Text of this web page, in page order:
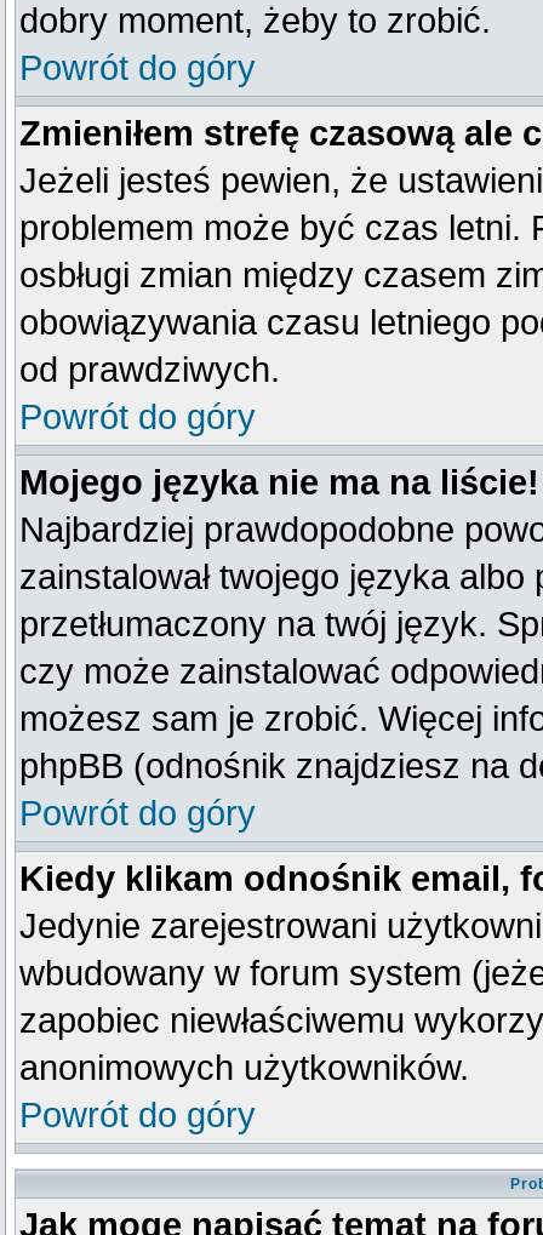
dobry moment, żeby to zrobić.
Powrót do góry
Zmieniłem strefę czasową ale
Jeżeli jesteś pewien, że
problemem może być czas letni.
osbługi zmian między czasem
obowiązywania czasu letniego
od prawdziwych.
Powrót do góry
Mojego języka nie ma na liście!
Najbardziej prawdopodobne
zainstalował twojego języka
przetłumaczony na twój język.
czy może zainstalować
możesz sam je zrobić. Więcej
phpBB (odnośnik znajdziesz na
Powrót do góry
Kiedy klikam odnośnik email,
Jedynie zarejestrowani
wbudowany w forum system
zapobiec niewłaściwemu
anonimowych użytkowników.
Powrót do góry
Jak mogę napisać temat na